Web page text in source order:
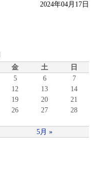
2024年04月17日
金 土 日
5月 »
5 6
7
12 13
14
19 20
21
26 27
28